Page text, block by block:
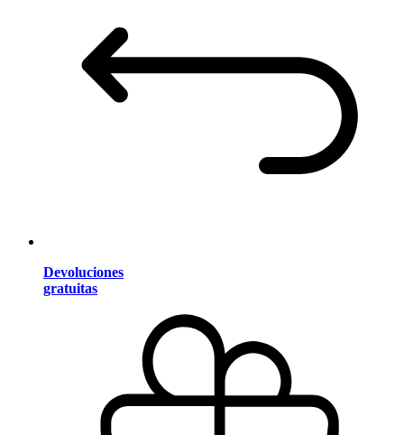
Devoluciones
gratuitas